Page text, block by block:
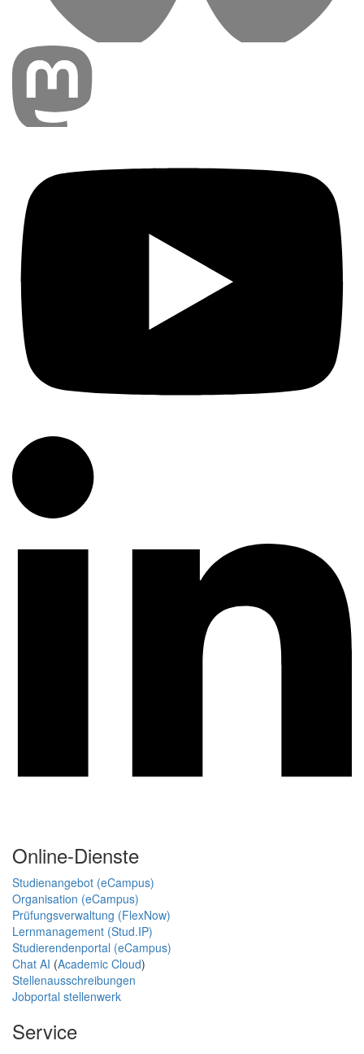
Online-Dienste
Studienangebot (eCampus)
Organisation (eCampus)
Prüfungsverwaltung (FlexNow)
Lernmanagement (Stud.IP)
Studierendenportal (eCampus)
Chat AI (Academic Cloud)
Stellenausschreibungen
Jobportal stellenwerk
Service